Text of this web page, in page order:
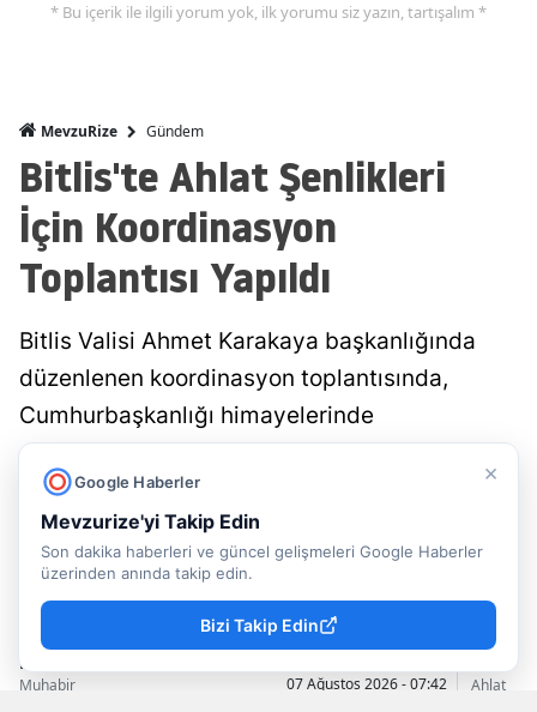
×
Google Haberler
Mevzurize'yi Takip Edin
Son dakika haberleri ve güncel gelişmeleri Google Haberler
üzerinden anında takip edin.
Bizi Takip Edin
* Bu içerik ile ilgili yorum yok, ilk yorumu siz yazın, tartışalım *
MevzuRize Gündem
Bitlis'te Ahlat Şenlikleri
İçin Koordinasyon
Toplantısı Yapıldı
Bitlis Valisi Ahmet Karakaya başkanlığında
düzenlenen koordinasyon toplantısında,
Cumhurbaşkanlığı himayelerinde
gerçekleştirilecek Ahlat Şenlikleri'nin
hazırlıkları masaya yatırıldı. Toplantıda 1071
Malazgirt Zaferi'nin tarihi ruhuna yakışır bir
organizasyon için kurumlar arası iş birliği ve
hazırlık süreci değerlendirildi.
Doğancan İlek
Muhabir
07 Ağustos 2026 - 07:42
Ahlat